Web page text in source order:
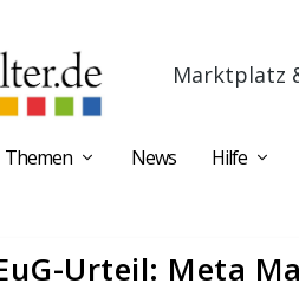
Marktplatz
Themen News Hilfe
Urteil: Meta